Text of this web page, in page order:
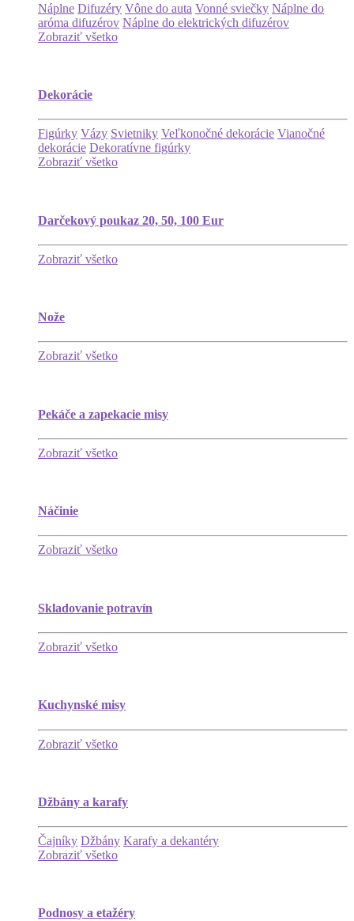
Náplne Difuzéry Vône do auta Vonné sviečky Náplne do
aróma difuzérov Náplne do elektrických difuzérov
Zobraziť všetko
Dekorácie
Figúrky Vázy Svietniky Veľkonočné dekorácie Vianočné
dekorácie Dekoratívne figúrky
Zobraziť všetko
Darčekový poukaz 20, 50, 100 Eur
Zobraziť všetko
Nože
Zobraziť všetko
Pekáče a zapekacie misy
Zobraziť všetko
Náčinie
Zobraziť všetko
Skladovanie potravín
Zobraziť všetko
Kuchynské misy
Zobraziť všetko
Džbány a karafy
Čajníky Džbány Karafy a dekantéry
Zobraziť všetko
Podnosy a etažéry